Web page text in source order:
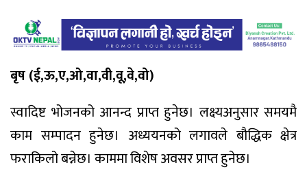
बृष (ई,ऊ,ए,ओ,वा,वी,वू,वे,वो)
स्वादिष्ट भोजनको आनन्द प्राप्त हुनेछ। लक्ष्यअनुसार समयमै
काम सम्पादन हुनेछ। अध्ययनको लगावले बौद्धिक क्षेत्र
फराकिलो बन्नेछ। काममा विशेष अवसर प्राप्त हुनेछ।